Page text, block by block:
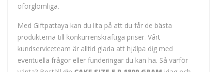
oförglömliga.
Med Giftpattaya kan du lita på att du får de bästa
produkterna till konkurrenskraftiga priser. Vårt
kundserviceteam är alltid glada att hjälpa dig med
eventuella frågor eller funderingar du kan ha. Så varför